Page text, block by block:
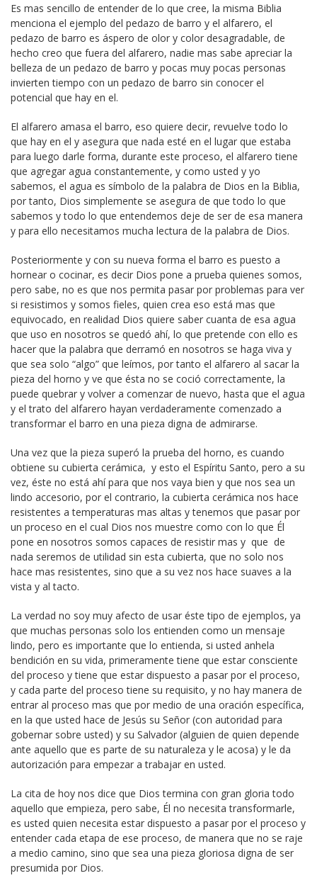
Es mas sencillo de entender de lo que cree, la misma Biblia
menciona el ejemplo del pedazo de barro y el alfarero, el
pedazo de barro es áspero de olor y color desagradable, de
hecho creo que fuera del alfarero, nadie mas sabe apreciar la
belleza de un pedazo de barro y pocas muy pocas personas
invierten tiempo con un pedazo de barro sin conocer el
potencial que hay en el.
El alfarero amasa el barro, eso quiere decir, revuelve todo lo
que hay en el y asegura que nada esté en el lugar que estaba
para luego darle forma, durante este proceso, el alfarero tiene
que agregar agua constantemente, y como usted y yo
sabemos, el agua es símbolo de la palabra de Dios en la Biblia,
por tanto, Dios simplemente se asegura de que todo lo que
sabemos y todo lo que entendemos deje de ser de esa manera
y para ello necesitamos mucha lectura de la palabra de Dios.
Posteriormente y con su nueva forma el barro es puesto a
hornear o cocinar, es decir Dios pone a prueba quienes somos,
pero sabe, no es que nos permita pasar por problemas para ver
si resistimos y somos fieles, quien crea eso está mas que
equivocado, en realidad Dios quiere saber cuanta de esa agua
que uso en nosotros se quedó ahí, lo que pretende con ello es
hacer que la palabra que derramó en nosotros se haga viva y
que sea solo “algo” que leímos, por tanto el alfarero al sacar la
pieza del horno y ve que ésta no se coció correctamente, la
puede quebrar y volver a comenzar de nuevo, hasta que el agua
y el trato del alfarero hayan verdaderamente comenzado a
transformar el barro en una pieza digna de admirarse.
Una vez que la pieza superó la prueba del horno, es cuando
obtiene su cubierta cerámica, y esto el Espíritu Santo, pero a su
vez, éste no está ahí para que nos vaya bien y que nos sea un
lindo accesorio, por el contrario, la cubierta cerámica nos hace
resistentes a temperaturas mas altas y tenemos que pasar por
un proceso en el cual Dios nos muestre como con lo que Él
pone en nosotros somos capaces de resistir mas y que de
nada seremos de utilidad sin esta cubierta, que no solo nos
hace mas resistentes, sino que a su vez nos hace suaves a la
vista y al tacto.
La verdad no soy muy afecto de usar éste tipo de ejemplos, ya
que muchas personas solo los entienden como un mensaje
lindo, pero es importante que lo entienda, si usted anhela
bendición en su vida, primeramente tiene que estar consciente
del proceso y tiene que estar dispuesto a pasar por el proceso,
y cada parte del proceso tiene su requisito, y no hay manera de
entrar al proceso mas que por medio de una oración específica,
en la que usted hace de Jesús su Señor (con autoridad para
gobernar sobre usted) y su Salvador (alguien de quien depende
ante aquello que es parte de su naturaleza y le acosa) y le da
autorización para empezar a trabajar en usted.
La cita de hoy nos dice que Dios termina con gran gloria todo
aquello que empieza, pero sabe, Él no necesita transformarle,
es usted quien necesita estar dispuesto a pasar por el proceso y
entender cada etapa de ese proceso, de manera que no se raje
a medio camino, sino que sea una pieza gloriosa digna de ser
presumida por Dios.